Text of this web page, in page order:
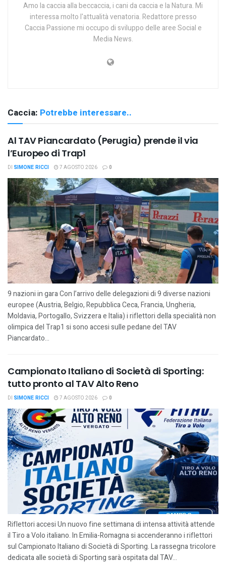
Amo la caccia alla beccaccia, i cani da caccia e la Natura. Mi
interessa molto l'attualità venatoria. Redattore presso
Caccia Passione mi occupo di sviluppo delle aree Social e
Media News.
Caccia: Potrebbe interessare..
Al TAV Piancardato (Perugia) prende il via
l’Europeo di Trap1
DI SIMONE RICCI 7 AGOSTO 2026 0
9 nazioni in gara Con l’arrivo delle delegazioni di 9 diverse nazioni
europee (Austria, Belgio, Repubblica Ceca, Francia, Ungheria,
Moldavia, Portogallo, Svizzera e Italia) i riflettori della specialità non
olimpica del Trap1 si sono accesi sulle pedane del TAV
Piancardato...
Campionato Italiano di Società di Sporting:
tutto pronto al TAV Alto Reno
DI SIMONE RICCI 7 AGOSTO 2026 0
Riflettori accesi Un nuovo fine settimana di intensa attività attende
il Tiro a Volo italiano. In Emilia-Romagna si accenderanno i riflettori
sul Campionato Italiano di Società di Sporting. La rassegna tricolore
dedicata alle società di Sporting sarà ospitata dal TAV...